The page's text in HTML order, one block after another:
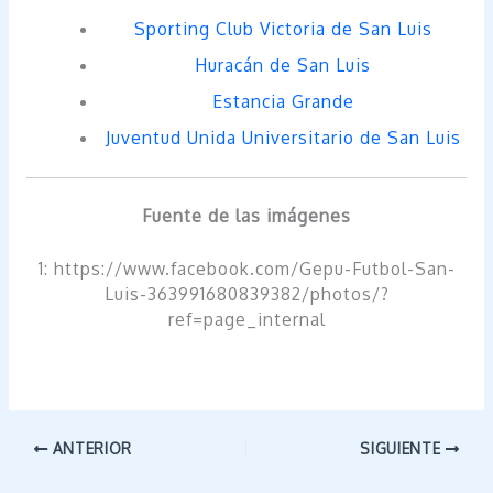
Sporting Club Victoria de San Luis
Huracán de San Luis
Estancia Grande
Juventud Unida Universitario de San Luis
Fuente de las imágenes
1: https://www.facebook.com/Gepu-Futbol-San-
Luis-363991680839382/photos/?
ref=page_internal
ANTERIOR SIGUIENTE